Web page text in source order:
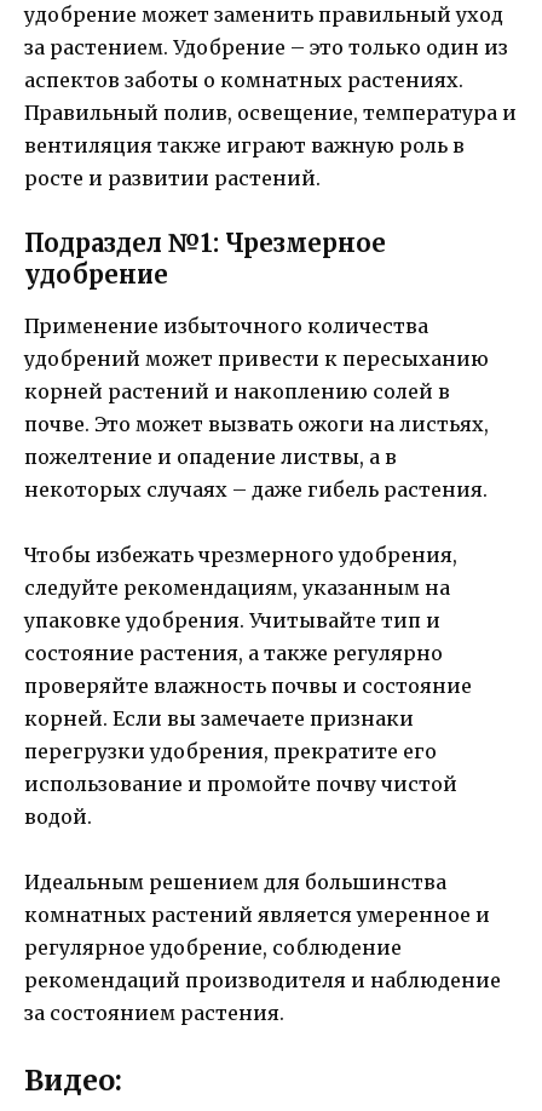
удобрение может заменить правильный уход
за растением. Удобрение – это только один из
аспектов заботы о комнатных растениях.
Правильный полив, освещение, температура и
вентиляция также играют важную роль в
росте и развитии растений.
Подраздел №1: Чрезмерное
удобрение
Применение избыточного количества
удобрений может привести к пересыханию
корней растений и накоплению солей в
почве. Это может вызвать ожоги на листьях,
пожелтение и опадение листвы, а в
некоторых случаях – даже гибель растения.
Чтобы избежать чрезмерного удобрения,
следуйте рекомендациям, указанным на
упаковке удобрения. Учитывайте тип и
состояние растения, а также регулярно
проверяйте влажность почвы и состояние
корней. Если вы замечаете признаки
перегрузки удобрения, прекратите его
использование и промойте почву чистой
водой.
Идеальным решением для большинства
комнатных растений является умеренное и
регулярное удобрение, соблюдение
рекомендаций производителя и наблюдение
за состоянием растения.
Видео: